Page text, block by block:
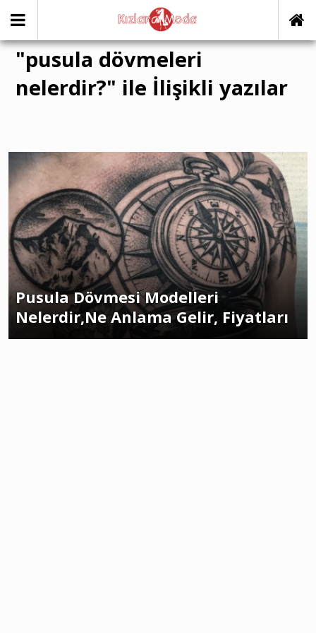
"pusula dövmeleri
nelerdir?" ile İlişikli yazılar
Pusula Dövmesi Modelleri
Nelerdir,Ne Anlama Gelir, Fiyatları